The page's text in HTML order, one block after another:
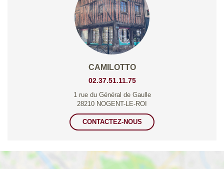
CAMILOTTO
02.37.51.11.75
1 rue du Général de Gaulle
28210 NOGENT-LE-ROI
CONTACTEZ-NOUS